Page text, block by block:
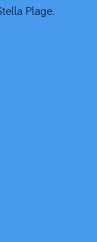
Plage.